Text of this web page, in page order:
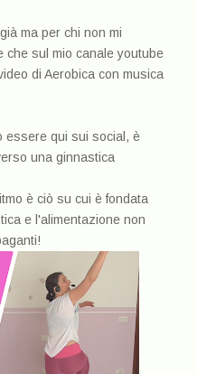
ma per chi non mi
che sul mio canale youtube
di Aerobica con musica
essere qui sui social, è
una ginnastica
è ciò su cui è fondata
e l'alimentazione non